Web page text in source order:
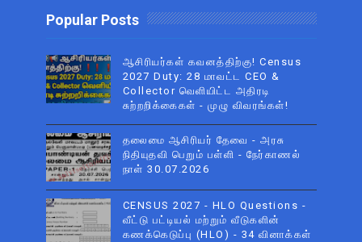
Popular Posts
ஆசிரியர்கள் கவனத்திற்கு! Census
2027 Duty: 28 மாவட்ட CEO &
Collector வெளியிட்ட அதிரடி
சுற்றறிக்கைகள் - முழு விவரங்கள்!
தலைமை ஆசிரியர் தேவை - அரசு
நிதியுதவி பெறும் பள்ளி - நேர்காணல்
நாள் 30.07.2026
CENSUS 2027 - HLO Questions -
வீட்டு பட்டியல் மற்றும் வீடுகளின்
கணக்கெடுப்பு (HLO) - 34 வினாக்கள்